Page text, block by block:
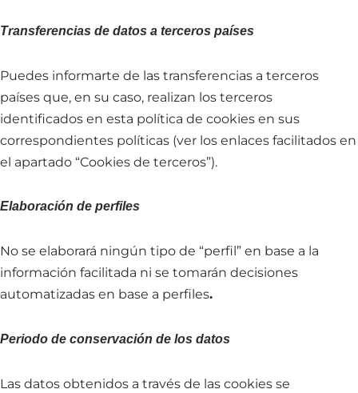
Transferencias de datos a terceros países
Puedes informarte de las transferencias a terceros
países que, en su caso, realizan los terceros
identificados en esta política de cookies en sus
correspondientes políticas (ver los enlaces facilitados en
el apartado “Cookies de terceros”).
Elaboración de perfiles
No se elaborará ningún tipo de “perfil” en base a la
información facilitada ni se tomarán decisiones
automatizadas en base a perfiles.
Periodo de conservación de los datos
Las datos obtenidos a través de las cookies se